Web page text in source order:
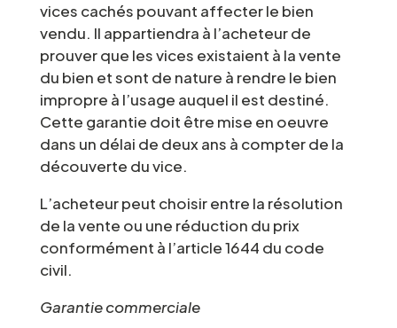
vices cachés pouvant affecter le bien
vendu. Il appartiendra à l’acheteur de
prouver que les vices existaient à la vente
du bien et sont de nature à rendre le bien
impropre à l’usage auquel il est destiné.
Cette garantie doit être mise en oeuvre
dans un délai de deux ans à compter de la
découverte du vice.
L’acheteur peut choisir entre la résolution
de la vente ou une réduction du prix
conformément à l’article 1644 du code
civil.
Garantie commerciale